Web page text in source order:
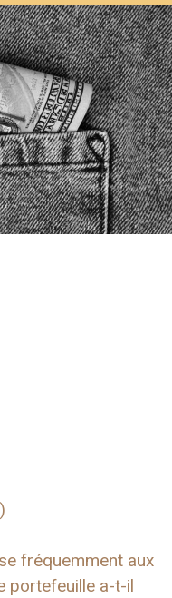
fréquemment aux
portefeuille a-t-il